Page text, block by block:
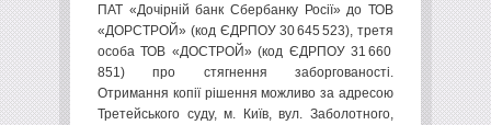
ПАТ «Дочірній банк Сбербанку Росії» до ТОВ
«ДОРСТРОЙ» (код ЄДРПОУ 30 645 523), третя
особа ТОВ «ДОСТРОЙ» (код ЄДРПОУ 31 660
851) про стягнення заборгованості.
Отримання копії рішення можливо за адресою
Третейського суду, м. Київ, вул. Заболотного,